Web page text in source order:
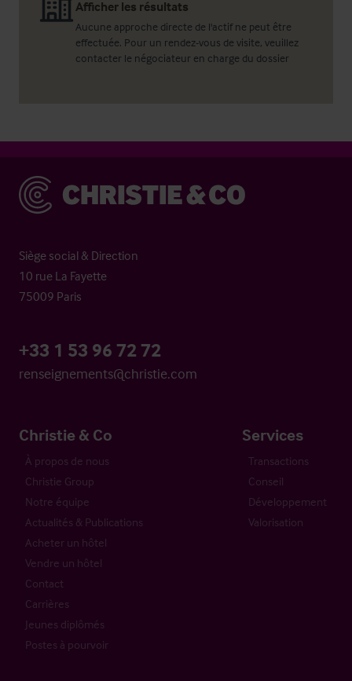
Afficher les résultats
Aucune approche directe de l'actif ne peut être
effectuée. Pour un rendez-vous de visite, veuillez
contacter le négociateur en charge du dossier
Christie & Co
Siège social & Direction
10 rue La Fayette
75009 Paris
+33 1 53 96 72 72
renseignements@christie.com
Christie & Co
À propos de nous
Christie Group
Notre équipe
Actualités & Publications
Acheter un hôtel
Vendre un hôtel
Contact
Carrières
Jeunes diplômés
Postes à pourvoir
Services
Transactions
Conseil
Développement
Valorisation